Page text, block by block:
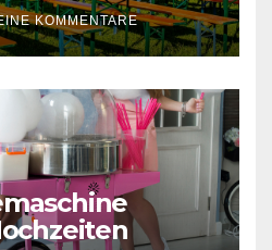
KOMMENTARE